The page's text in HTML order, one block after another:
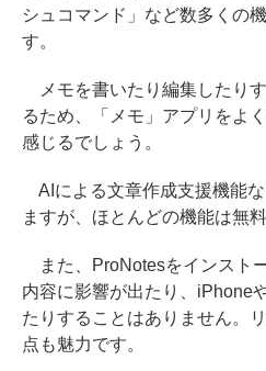
シュコマンド」など数多くの
す。
メモを書いたり編集したり
るため、「メモ」アプリをよ
感じるでしょう。
AIによる文章作成支援機能
ますが、ほとんどの機能は無
また、ProNotesをインスト
内容に影響が出たり、iPhone
たりすることはありません。
点も魅力です。